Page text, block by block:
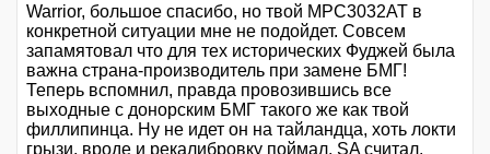
Warrior, большое спасибо, но твой MPC3032AT в
конкретной ситуации мне не подойдет. Совсем
запамятовал что для тех исторических Фуджей была
важна страна-производитель при замене БМГ!
Теперь вспомнил, правда провозившись все
выходные с донорским БМГ такого же как твой
филлипинца. Ну не идет он на тайландца, хоть локти
грызи, вроде и рекалибровку поймал, SA считал,